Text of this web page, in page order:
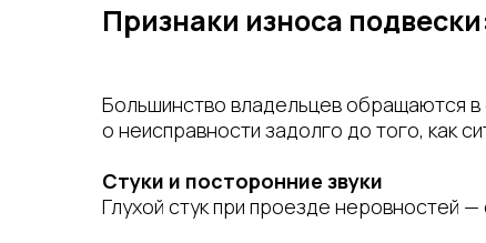
Признаки износа
Большинство владельцев обращаются
о неисправности задолго до того, как
Стуки и посторонние звуки
Глухой стук при проезде неровностей